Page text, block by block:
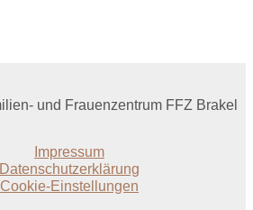
und Frauenzentrum FFZ Brakel
Impressum
Datenschutzerklärung
Cookie-Einstellungen